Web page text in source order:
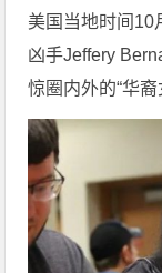
美国当地时间10
凶手Jeffery
惊圈内外的“华裔